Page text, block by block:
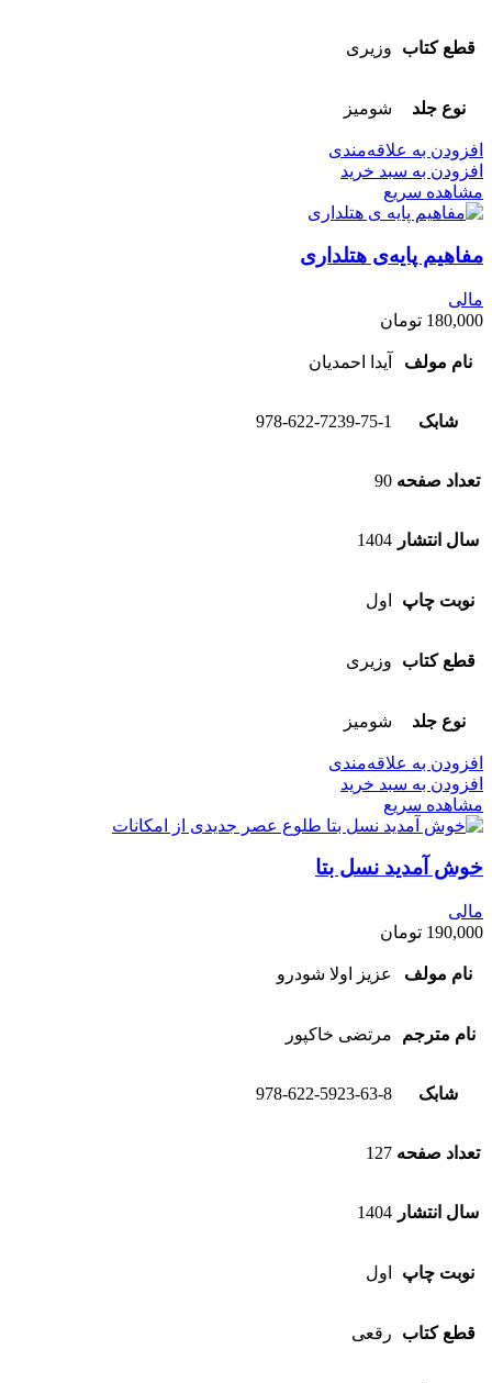
قطع کتاب وزیری
نوع جلد شومیز
افزودن به علاقه‌مندی
افزودن به سبد خرید
مشاهده سریع
مفاهیم پایه‌ی هتلداری
مالی
180,000 تومان
نام مولف آیدا احمدیان
شابک 978-622-7239-75-1
تعداد صفحه 90
سال انتشار 1404
نوبت چاپ اول
قطع کتاب وزیری
نوع جلد شومیز
افزودن به علاقه‌مندی
افزودن به سبد خرید
مشاهده سریع
خوش آمدید نسل بتا
مالی
190,000 تومان
نام مولف عزیز اولا شودرو
نام مترجم مرتضی خاکپور
شابک 978-622-5923-63-8
تعداد صفحه 127
سال انتشار 1404
نوبت چاپ اول
قطع کتاب رقعی